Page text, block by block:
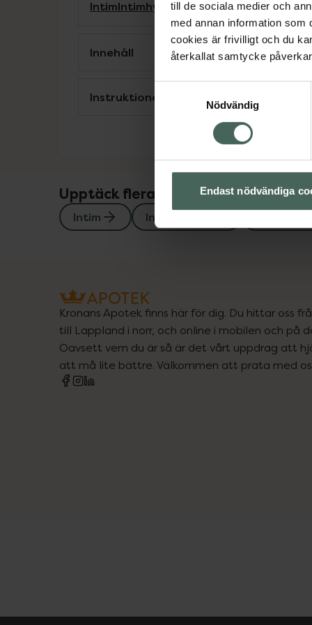
till de sociala medier och
med annan information som
cookies är frivilligt och du
återkallat samtycke
Nödvändig
Endast nödvändiga
IntimIntimhygien IntimtvålMan
Innehåll
Instruktioner
Upptäck flera produkter inom
Intim Intimhygien
Kronans Apotek finns här för dig. Du hittar oss
till Lappland i norr, och online i mobilen och på
Oavsett vem du är så är det vårt uppdrag att
att må lite bättre. Välkommen att prata med